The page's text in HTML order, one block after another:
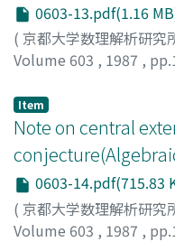
0603-13.pdf(1.16
( 京都大学数理解析研究
Volume 603 , 1987 ,
Item
Note on central
0603-14.pdf(715.83
( 京都大学数理解析研究
Volume 603 , 1987 ,